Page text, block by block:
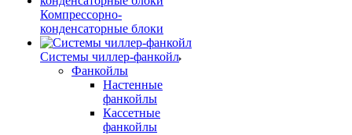
Компрессорно-
конденсаторные блоки
Системы чиллер-фанкойл
Фанкойлы
Настенные
фанкойлы
Кассетные
фанкойлы